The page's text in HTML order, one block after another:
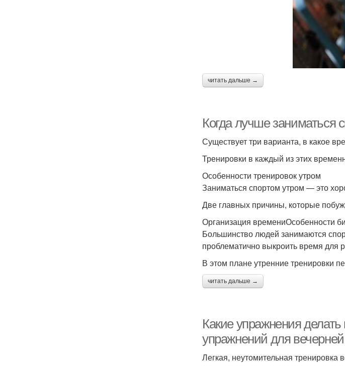
читать дальше →
Когда лучше заниматься
Существует три варианта, в какое
Тренировки в каждый из этих
Особенности тренировок утром
Заниматься спортом утром — это
Две главных причины, которые
Организация времениОсобенности
Большинство людей занимаются
проблематично выкроить время для
В этом плане утренние тренировки
читать дальше →
Какие упражнения
упражнений для
Легкая, неутомительная тренировка